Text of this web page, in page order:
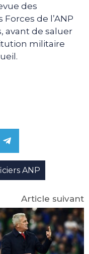
des
de l’ANP
avant de saluer
militaire
Share
on
Telegram
ANP
Article suivant